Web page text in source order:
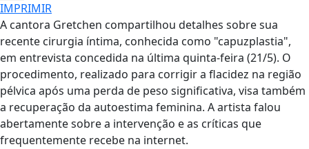
IMPRIMIR
A cantora Gretchen compartilhou detalhes sobre sua
recente cirurgia íntima, conhecida como "capuzplastia",
em entrevista concedida na última quinta-feira (21/5). O
procedimento, realizado para corrigir a flacidez na região
pélvica após uma perda de peso significativa, visa também
a recuperação da autoestima feminina. A artista falou
abertamente sobre a intervenção e as críticas que
frequentemente recebe na internet.